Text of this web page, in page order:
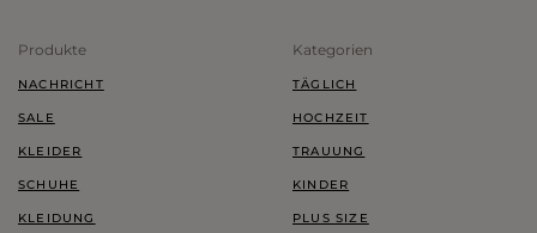
Produkte
NACHRICHT
SALE
KLEIDER
SCHUHE
KLEIDUNG
Kategorien
TÄGLICH
HOCHZEIT
TRAUUNG
KINDER
PLUS SIZE